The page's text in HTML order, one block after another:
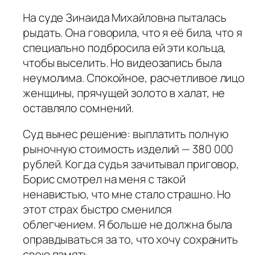
На суде Зинаида Михайловна пыталась
рыдать. Она говорила, что я её била, что я
специально подбросила ей эти кольца,
чтобы выселить. Но видеозапись была
неумолима. Спокойное, расчетливое лицо
женщины, прячущей золото в халат, не
оставляло сомнений.
Суд вынес решение: выплатить полную
рыночную стоимость изделий — 380 000
рублей. Когда судья зачитывал приговор,
Борис смотрел на меня с такой
ненавистью, что мне стало страшно. Но
этот страх быстро сменился
облегчением. Я больше не должна была
оправдываться за то, что хочу сохранить